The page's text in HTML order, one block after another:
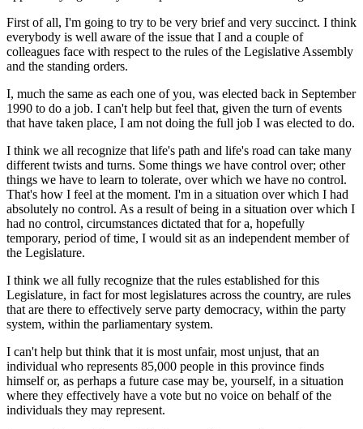
First of all, I'm going to try to be very brief and very succinct. I think
everybody is well aware of the issue that I and a couple of
colleagues face with respect to the rules of the Legislative Assembly
and the standing orders.
I, much the same as each one of you, was elected back in September
1990 to do a job. I can't help but feel that, given the turn of events
that have taken place, I am not doing the full job I was elected to do.
I think we all recognize that life's path and life's road can take many
different twists and turns. Some things we have control over; other
things we have to learn to tolerate, over which we have no control.
That's how I feel at the moment. I'm in a situation over which I had
absolutely no control. As a result of being in a situation over which I
had no control, circumstances dictated that for a, hopefully
temporary, period of time, I would sit as an independent member of
the Legislature.
I think we all fully recognize that the rules established for this
Legislature, in fact for most legislatures across the country, are rules
that are there to effectively serve party democracy, within the party
system, within the parliamentary system.
I can't help but think that it is most unfair, most unjust, that an
individual who represents 85,000 people in this province finds
himself or, as perhaps a future case may be, yourself, in a situation
where they effectively have a vote but no voice on behalf of the
individuals they may represent.